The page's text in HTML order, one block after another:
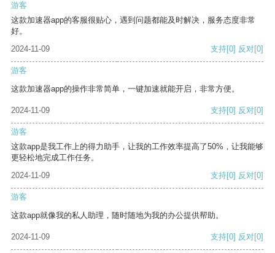
游客
这款加速器app的客服很贴心，遇到问题都能及时解决，服务态度非常
好。
2024-11-09
支持[0] 反对[0]
游客
这款加速器app的操作非常简单，一键加速就能开启，非常方便。
2024-11-09 支持[0] 反对[0]
游客
这款app是我工作上的得力助手，让我的工作效率提高了50%，让我能够
更轻松地完成工作任务。
2024-11-09
支持[0] 反对[0]
游客
这款app就像我的私人助理，随时随地为我的办公提供帮助。
2024-11-09 支持[0] 反对[0]